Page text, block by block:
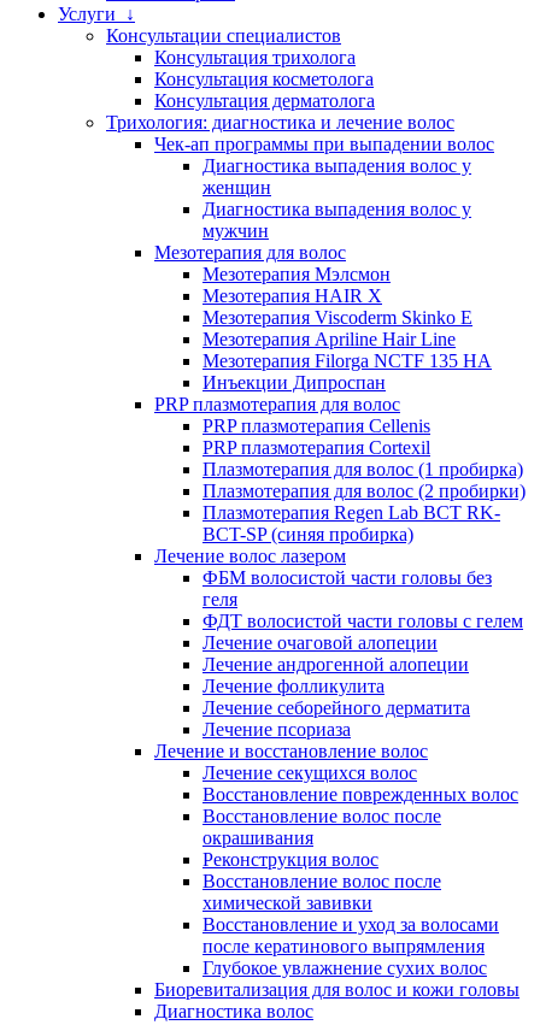
Услуги ↓
Консультации специалистов
Консультация трихолога
Консультация косметолога
Консультация дерматолога
Трихология: диагностика и лечение волос
Чек-ап программы при выпадении волос
Диагностика выпадения волос у
женщин
Диагностика выпадения волос у
мужчин
Мезотерапия для волос
Мезотерапия Мэлсмон
Мезотерапия HAIR X
Мезотерапия Viscoderm Skinko E
Мезотерапия Apriline Hair Line
Мезотерапия Filorga NCTF 135 HA
Инъекции Дипроспан
PRP плазмотерапия для волос
PRP плазмотерапия Cellenis
PRP плазмотерапия Cortexil
Плазмотерапия для волос (1 пробирка)
Плазмотерапия для волос (2 пробирки)
Плазмотерапия Regen Lab BCT RK-
BCT-SP (синяя пробирка)
Лечение волос лазером
ФБМ волосистой части головы без
геля
ФДТ волосистой части головы с гелем
Лечение очаговой алопеции
Лечение андрогенной алопеции
Лечение фолликулита
Лечение себорейного дерматита
Лечение псориаза
Лечение и восстановление волос
Лечение секущихся волос
Восстановление поврежденных волос
Восстановление волос после
окрашивания
Реконструкция волос
Восстановление волос после
химической завивки
Восстановление и уход за волосами
после кератинового выпрямления
Глубокое увлажнение сухих волос
Биоревитализация для волос и кожи головы
Диагностика волос